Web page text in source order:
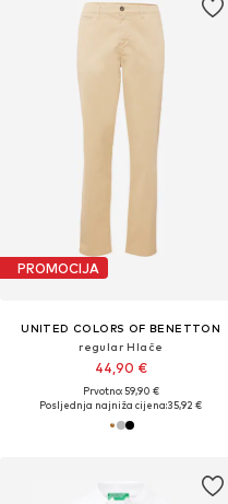
PROMOCIJA
UNITED COLORS OF BENETTON
regular Hlače
44,90 €
Prvotno: 59,90 €
Posljednja najniža cijena:35,92 €